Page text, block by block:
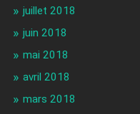
juillet 2018
juin 2018
mai 2018
avril 2018
mars 2018